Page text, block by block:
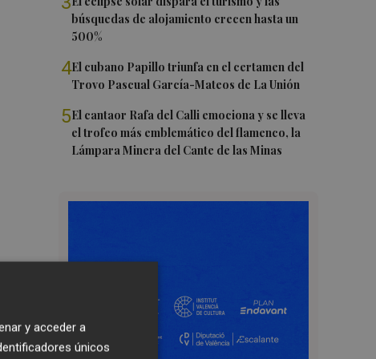
búsquedas de alojamiento crecen hasta un
500%
4El cubano Papillo triunfa en el certamen del
Trovo Pascual García-Mateos de La Unión
5El cantaor Rafa del Calli emociona y se lleva
el trofeo más emblemático del flamenco, la
Lámpara Minera del Cante de las Minas
y acceder a
únicos